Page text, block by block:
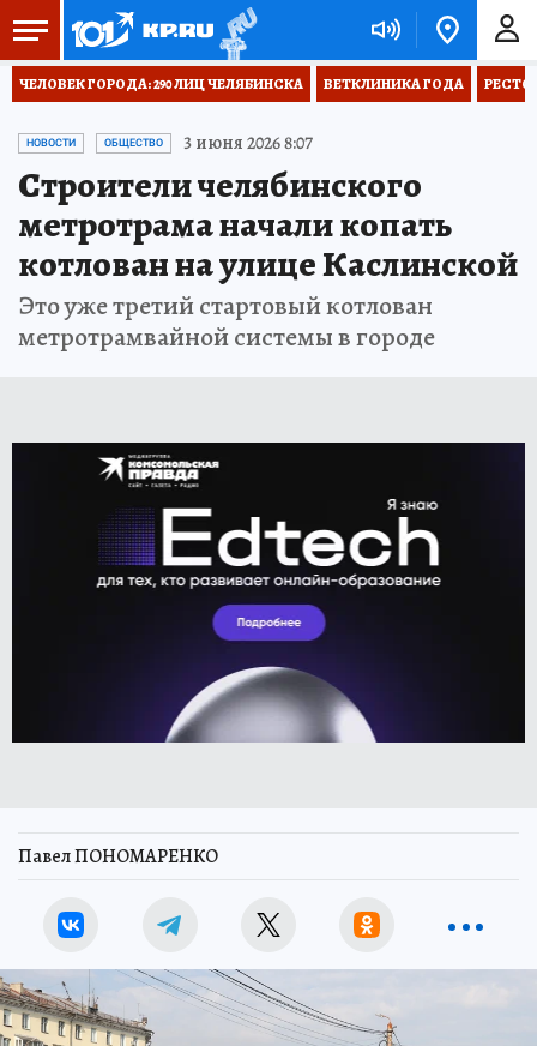
ЧЕЛОВЕК ГОРОДА: 290 ЛИЦ ЧЕЛЯБИНСКА ВЕТКЛИНИКА ГОДА
НОВОСТИ ОБЩЕСТВО 3 июня 2026 8:07
Строители челябинского
метротрама начали копать
котлован на улице Каслинской
Это уже третий стартовый котлован
метротрамвайной системы в городе
Павел ПОНОМАРЕНКО